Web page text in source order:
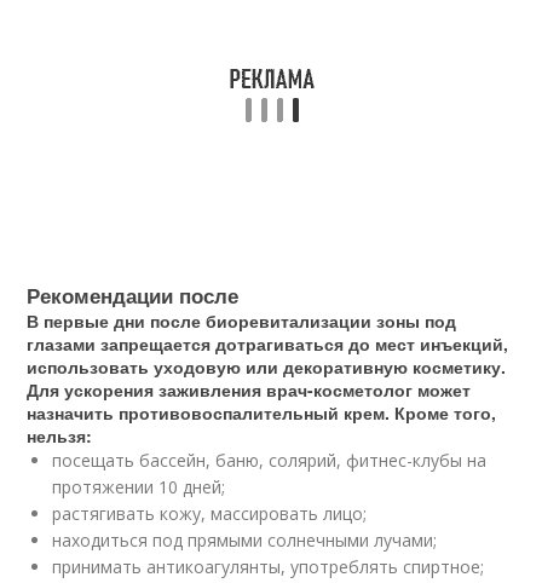
Рекомендации после
В первые дни после биоревитализации зоны под
глазами запрещается дотрагиваться до мест инъекций,
использовать уходовую или декоративную косметику.
Для ускорения заживления врач-косметолог может
назначить противовоспалительный крем. Кроме того,
нельзя:
посещать бассейн, баню, солярий, фитнес-клубы на
протяжении 10 дней;
растягивать кожу, массировать лицо;
находиться под прямыми солнечными лучами;
принимать антикоагулянты, употреблять спиртное;